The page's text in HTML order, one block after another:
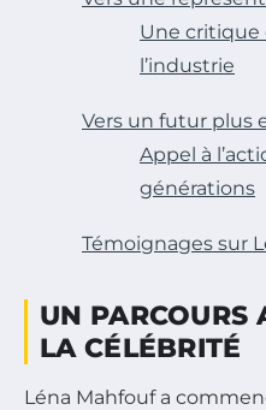
Une critique
l’industrie
Vers un futur plus
Appel à
générations
Témoignages sur
UN PARCOURS
LA CÉLÉBRITÉ
Léna Mahfouf a